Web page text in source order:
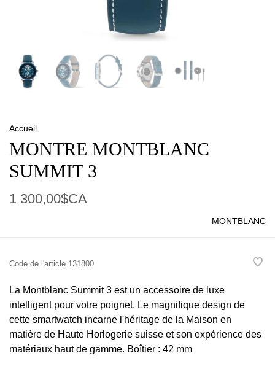
Accueil
MONTRE MONTBLANC
SUMMIT 3
1 300,00$CA
MONTBLANC
Code de l'article 131800
La Montblanc Summit 3 est un accessoire de luxe
intelligent pour votre poignet. Le magnifique design de
cette smartwatch incarne l'héritage de la Maison en
matière de Haute Horlogerie suisse et son expérience des
matériaux haut de gamme. Boîtier : 42 mm